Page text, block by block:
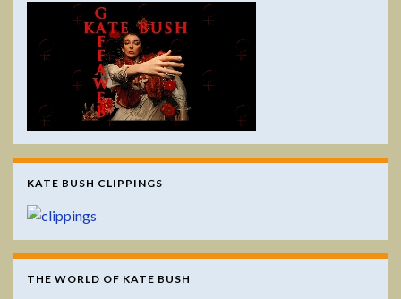
KATE BUSH CLIPPINGS
THE WORLD OF KATE BUSH